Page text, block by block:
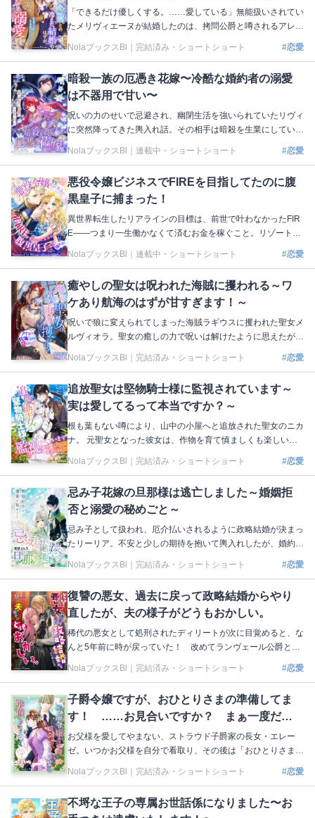
著：海空里和 イラスト：御子柴リョウ 本編はこちら https://no
la-novel.com/bloom/novels/7u6de65iui
でしたが未来視できたみたいです〜
「できるだけ優しくする。……愛している」無能扱いされてい
たメリヴィエーヌが結婚したのは、拷問公爵と噂されるアレッ
クス。これからに恐怖と不安を抱き母から受け継いでいた能力
で未来を見てみると、そこにはメリヴィエーヌに甘く愛を囁く
わずかな希望を頼りにアレックスとの距離を縮めようと試行錯
誤するメリヴィエーヌ。すると、次第に彼が隠していた本心が
見えてきて……⁉︎ 著：風和ふわ イラスト：鈴ノ助 本編はこち
ら https://nola-novel.com/bloom/novels/0feq5s3jylru
NolaブックスBl｜ 完結済み・ショートショート #恋愛
暗殺一族の厄憑き花嫁〜冷酷な婚約者の溺愛
は不器用で甘い〜
呪いの力のせいで忌避され、幽閉生活を強いられていたリヴィ
に突然降ってきた輿入れ話。その相手は暗殺を生業にしている
バルナベット家の嫡男アシェルだった。恐れと新たな生活への
僅かな期待を抱くも、アシェルはリヴィの存在自体を拒否して
悲壮な決意で行動を起こすことに。けれど、その後からなぜか
アシェルは毎日欠かさずリヴィの顔を見に来るようになっ
て……？ 著：三崎こはく イラスト：沖田ちゃとら 本編はこち
ら 上巻：https://nola-novel.com/bloom/novels/vyyg5rbf66 下
NolaブックスBl｜ 連載中・ショートショート #恋愛
悪役令嬢ビジネスでFIREを目指してたのに腹
黒皇子に捕まった！
異世界転生したリアラインの目標は、前世で叶わなかったFIR
E――つまり一生働かなくて済むお金を稼ぐこと。リゾートで
大豪遊しながら莫大な財産を浪費して生涯ぬくぬく暮らすた
め、金髪縦ロールをたなびかせた悪役令嬢としてターゲットを
ねていたはずが、帝国の皇子ユリウスがいきなり求婚してき
て!? 第1回Nola縦マンガ原作大賞で準大賞を受賞した抱腹絶倒
ラブコメディ、ついに登場！ 著：ひるね イラスト：月戸 本編
はこちら https://nola-novel.com/bloom/novels/lol8hh416t
NolaブックスBl｜ 連載中・ショートショート #恋愛
癒やしの聖女は呪われた海賊に攫われる～ワ
ケあり航海のはずが甘すぎます！～
呪いで狼に変えられてしまった海賊ラギウスに攫われた聖女メ
ルヴィオラ。聖女の癒しの力で呪いは解けたように思えたが、
ラギウスに狼の耳と尻尾は残ったままだった！ メルヴィオラ
を完全な聖女にしてラギウスの呪いを解くため、海賊船に乗っ
で儀式を行いながらメルヴィオラは世界の広さを知っていく。
しかし、ラギウスとの近すぎる距離感のせいで、ドキドキと戸
惑いの連続で…!? 著：紫月音湖 イラスト：鈴ノ助 本編はこち
ら https://nola-novel.com/bloom/novels/as2lrvxnhiy
NolaブックスBl｜ 完結済み・ショートショート #恋愛
追放聖女は堅物騎士様に監視されています～
実は愛してるって本当ですか？～
根も葉もない噂により、山中の小屋へと追放された聖女のニカ
ナ。 元聖女となった彼女は、作物を育て慎ましくも楽しい山
小屋生活を送っていた。 そこに、監視役として公爵のスヴァ
ンテが派遣されてくる。 生真面目な性格のスヴァンテは、ニ
カナに抱いていた印象が変わりはじめる。 気が付けばスヴァ
ンテは、彼女に少しずつ惹かれていくのだった……。 著：夕
日 イラスト：鳥飼やすゆき 本編はこちら https://nola-novel.co
m/bloom/novels/k7s6cwtb3i
NolaブックスBl｜ 完結済み・ショートショート #恋愛
忌み子花嫁の旦那様は逃亡しました～婚姻拒
否と溺愛の秘めごと～
忌み子として扱われ、厄介払いされるように政略結婚が決まっ
たリーリア。不安と少しの期待を抱いて輿入れしたが、婚約者
である侯爵は側近のライに「何があっても婚姻は結ばない」と
いう言葉を残して姿を現さなかった。望まれていない花嫁とわ
くなったリーリアは大使として城に滞在することになったが、
なぜか怜悧な印象だったライの過保護なほどの甘やかしが始ま
って⁉︎ 著：葛餅もち乃 イラスト：セカイメグル 本編はこちら
https://nola-novel.com/bloom/novels/7a3jhgthtg9e
NolaブックスBl｜ 完結済み・ショートショート #恋愛
復讐の悪女、過去に戻って政略結婚からやり
直したが、夫の様子がどうもおかしい。
稀代の悪女として処刑されたディリートが次に目覚めると、な
んと5年前に時が戻っていた！ 改めてランヴェール公爵と政
略結婚したディリートは、自分を処刑へと追いやった皇甥イゼ
キウスの罪を白日の下にさらすため、如才なく立ち回ってい
はずの夫は妻の言動すべてを許容するようになっていた！「こ
んな人だったかしら…？」想定外な夫の献身はとどまるところ
を知らず!? 著：朱音ゆうひ イラスト：ボダックス 本編はこち
ら https://nola-novel.com/bloom/novels/ewlcvwqxotc
NolaブックスBl｜ 完結済み・ショートショート #恋愛
子爵令嬢ですが、おひとりさまの準備してま
す！ ……お見合いですか？ まぁ一度だけ
なら……
お父様を愛してやまない、ストラウド子爵家の長女・エレー
ゼ。いつかお父様を自分で看取り、その後は「おひとりさま」
として生きるという将来設定があるので、18歳だが結婚はし
たくない。そもそも地味な私に恋愛なんて向いてないし…。あ
も家柄も文句のつけようのない相手だが、今までことごとくお
NolaブックスBl｜ 完結済み・ショートショート #恋愛
不埒な王子の専属お世話係になりました〜お